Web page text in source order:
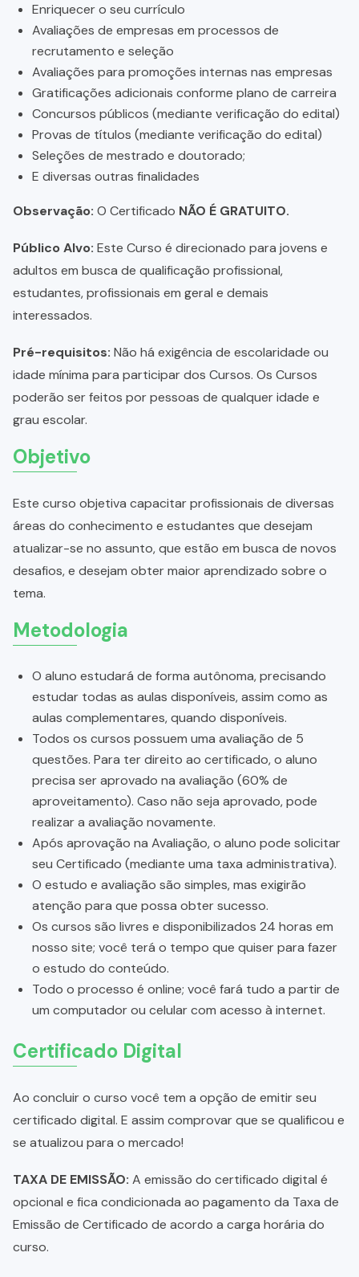
Enriquecer o seu currículo
Avaliações de empresas em processos de
recrutamento e seleção
Avaliações para promoções internas nas empresas
Gratificações adicionais conforme plano de carreira
Concursos públicos (mediante verificação do edital)
Provas de títulos (mediante verificação do edital)
Seleções de mestrado e doutorado;
E diversas outras finalidades
Observação: O Certificado NÃO É GRATUITO.
Público Alvo: Este Curso é direcionado para jovens e
adultos em busca de qualificação profissional,
estudantes, profissionais em geral e demais
interessados.
Pré-requisitos: Não há exigência de escolaridade ou
idade mínima para participar dos Cursos. Os Cursos
poderão ser feitos por pessoas de qualquer idade e
grau escolar.
Objetivo
Este curso objetiva capacitar profissionais de diversas
áreas do conhecimento e estudantes que desejam
atualizar-se no assunto, que estão em busca de novos
desafios, e desejam obter maior aprendizado sobre o
tema.
Metodologia
O aluno estudará de forma autônoma, precisando
estudar todas as aulas disponíveis, assim como as
aulas complementares, quando disponíveis.
Todos os cursos possuem uma avaliação de 5
questões. Para ter direito ao certificado, o aluno
precisa ser aprovado na avaliação (60% de
aproveitamento). Caso não seja aprovado, pode
realizar a avaliação novamente.
Após aprovação na Avaliação, o aluno pode solicitar
seu Certificado (mediante uma taxa administrativa).
O estudo e avaliação são simples, mas exigirão
atenção para que possa obter sucesso.
Os cursos são livres e disponibilizados 24 horas em
nosso site; você terá o tempo que quiser para fazer
o estudo do conteúdo.
Todo o processo é online; você fará tudo a partir de
um computador ou celular com acesso à internet.
Certificado Digital
Ao concluir o curso você tem a opção de emitir seu
certificado digital. E assim comprovar que se qualificou e
se atualizou para o mercado!
TAXA DE EMISSÃO: A emissão do certificado digital é
opcional e fica condicionada ao pagamento da Taxa de
Emissão de Certificado de acordo a carga horária do
curso.